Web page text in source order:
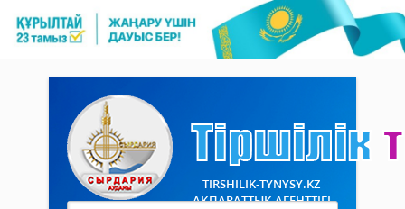
TIRSHILIK-TYNYSY.KZ
АҚПАРАТТЫҚ АГЕНТТІГІ